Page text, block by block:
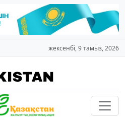
жексенбі, 9 тамыз, 2026